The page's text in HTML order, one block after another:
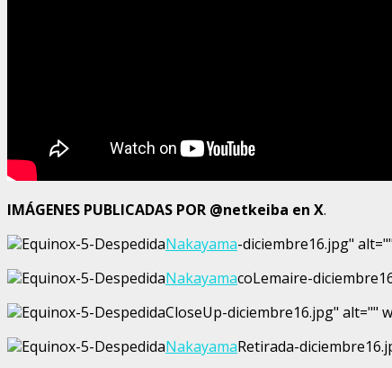
IMÁGENES PUBLICADAS POR @netkeiba en X.
Equinox-5-DespedidaNakayama-diciembre16.jpg"
Equinox-5-DespedidaNakayamacoLemaire-
Equinox-5-DespedidaCloseUp-diciembre16.jpg" alt=""
Equinox-5-DespedidaNakayamaRetirada-